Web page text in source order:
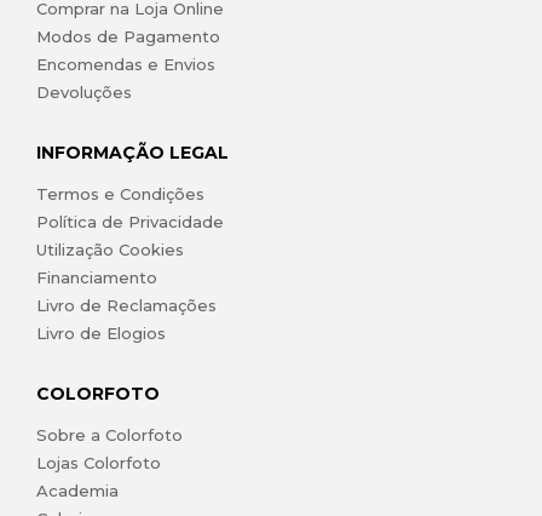
Comprar na Loja Online
Modos de Pagamento
Encomendas e Envios
Devoluções
INFORMAÇÃO LEGAL
Termos e Condições
Política de Privacidade
Utilização Cookies
Financiamento
Livro de Reclamações
Livro de Elogios
COLORFOTO
Sobre a Colorfoto
Lojas Colorfoto
Academia